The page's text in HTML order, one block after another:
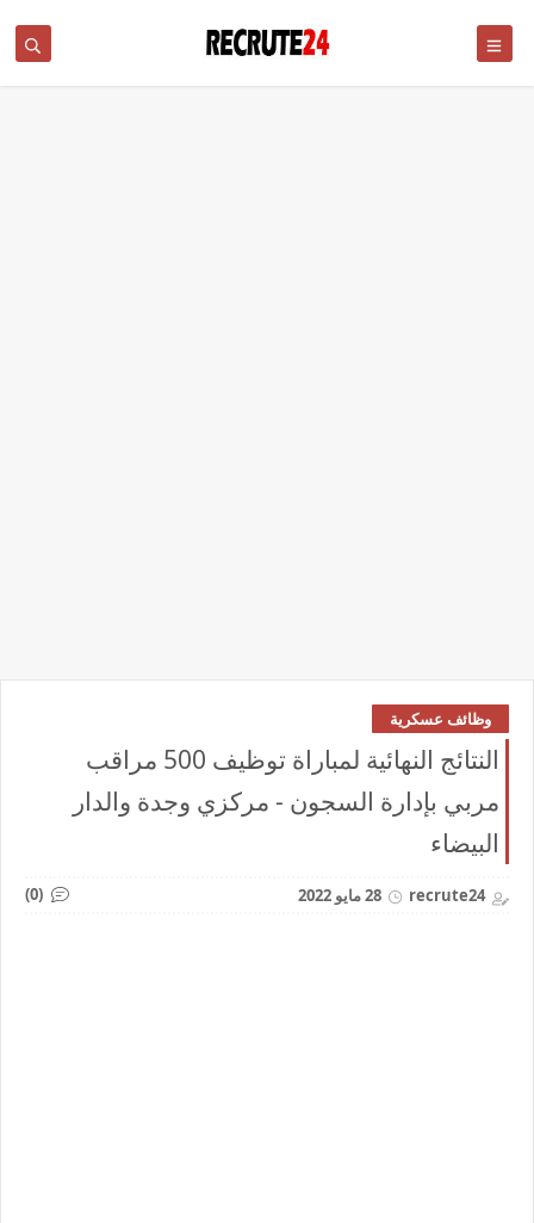
وظائف عسكرية
النتائج النهائية لمباراة توظيف 500 مراقب
مربي بإدارة السجون - مركزي وجدة والدار
البيضاء
recrute24 28 مايو 2022 (0)